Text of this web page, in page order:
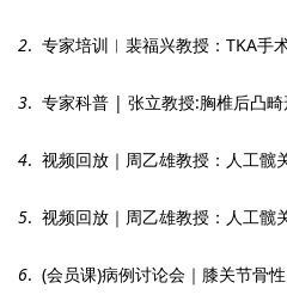
2. 专家培训︱裴福兴教授：TKA手术技
3. 专家科普 | 张立教授:胸椎后凸畸
4. 视频回放｜周乙雄教授：人工髋关节翻修
5. 视频回放｜周乙雄教授：人工髋关节翻修
6. (会员课)病例讨论会｜膝关节骨性关节炎，